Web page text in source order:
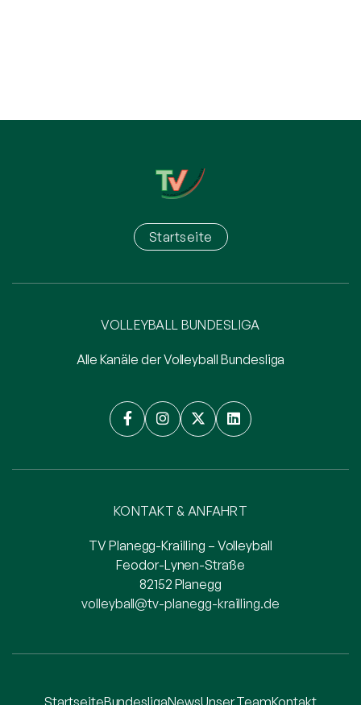
VOLLEYBALL BUNDESLIGA
Alle Kanäle der Volleyball Bundesliga
   
Startseite
KONTAKT & ANFAHRT
TV Planegg-Krailling – Volleyball
Feodor-Lynen-Straße
82152 Planegg
volleyball@tv-planegg-krailling.de
StartseiteBundesligaNewsUnser TeamKontakt